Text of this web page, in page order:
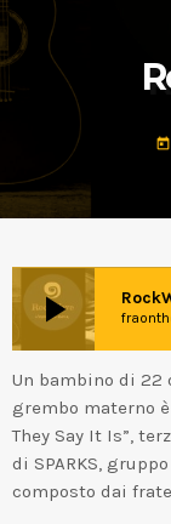
today
play_arrow
Un bambino di 22
grembo materno
They Say It Is”,
di SPARKS,
composto dai